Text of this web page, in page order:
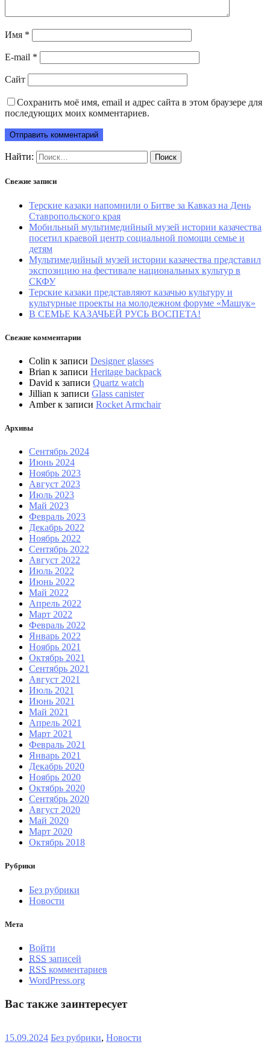
Имя *
E-mail *
Сайт
Сохранить моё имя, email и адрес сайта в этом браузере для
последующих моих комментариев.
Найти:
Свежие записи
Терские казаки напомнили о Битве за Кавказ на День
Ставропольского края
Мобильный мультимедийный музей истории казачества
посетил краевой центр социальной помощи семье и
детям
Мультимедийный музей истории казачества представил
экспозицию на фестивале национальных культур в
СКФУ
Терские казаки представляют казачью культуру и
культурные проекты на молодежном форуме «Машук»
В СЕМЬЕ КАЗАЧЬЕЙ РУСЬ ВОСПЕТА!
Свежие комментарии
Colin к записи Designer glasses
Brian к записи Heritage backpack
David к записи Quartz watch
Jillian к записи Glass canister
Amberк записи Rocket Armchair
Архивы
Сентябрь 2024
Июнь 2024
Ноябрь 2023
Август 2023
Июль 2023
Май 2023
Февраль 2023
Декабрь 2022
Ноябрь 2022
Сентябрь 2022
Август 2022
Июль 2022
Июнь 2022
Май 2022
Апрель 2022
Март 2022
Февраль 2022
Январь 2022
Ноябрь 2021
Октябрь 2021
Сентябрь 2021
Август 2021
Июль 2021
Июнь 2021
Май 2021
Апрель 2021
Март 2021
Февраль 2021
Январь 2021
Декабрь 2020
Ноябрь 2020
Октябрь 2020
Сентябрь 2020
Август 2020
Май 2020
Март 2020
Октябрь 2018
Рубрики
Без рубрики
Новости
Мета
Войти
RSS записей
RSS комментариев
WordPress.org
Вас также заинтересует
15.09.2024 Без рубрики, Новости